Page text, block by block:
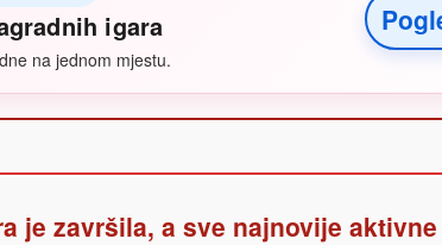
igara
na jednom mjestu.
je završila, a sve najnovije